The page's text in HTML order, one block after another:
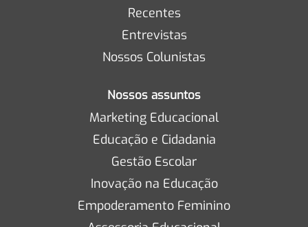
Recentes
Entrevistas
Nossos Colunistas
Nossos assuntos
Marketing Educacional
Educação e Cidadania
Gestão Escolar
Inovação na Educação
Empoderamento Feminino